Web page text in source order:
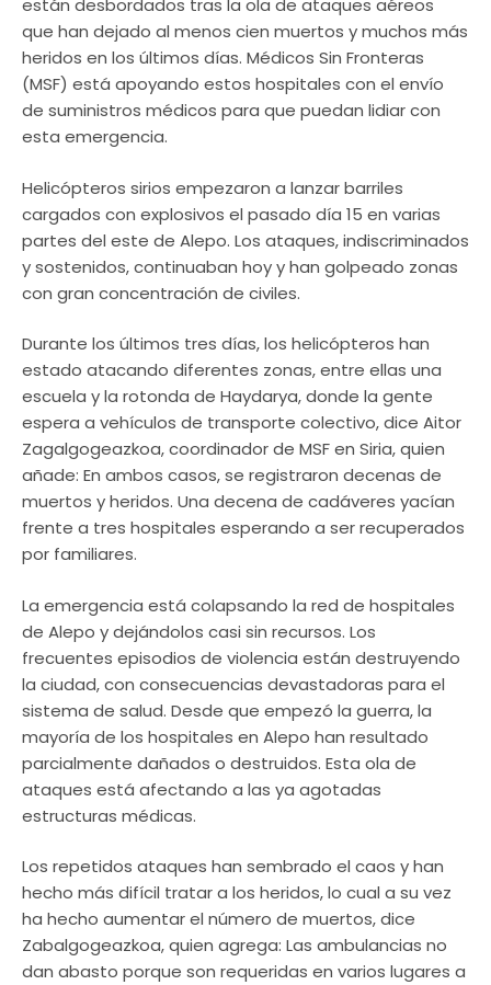
están desbordados tras la ola de ataques aéreos
que han dejado al menos cien muertos y muchos más
heridos en los últimos días. Médicos Sin Fronteras
(MSF) está apoyando estos hospitales con el envío
de suministros médicos para que puedan lidiar con
esta emergencia.
Helicópteros sirios empezaron a lanzar barriles
cargados con explosivos el pasado día 15 en varias
partes del este de Alepo. Los ataques, indiscriminados
y sostenidos, continuaban hoy y han golpeado zonas
con gran concentración de civiles.
Durante los últimos tres días, los helicópteros han
estado atacando diferentes zonas, entre ellas una
escuela y la rotonda de Haydarya, donde la gente
espera a vehículos de transporte colectivo, dice Aitor
Zagalgogeazkoa, coordinador de MSF en Siria, quien
añade: En ambos casos, se registraron decenas de
muertos y heridos. Una decena de cadáveres yacían
frente a tres hospitales esperando a ser recuperados
por familiares.
La emergencia está colapsando la red de hospitales
de Alepo y dejándolos casi sin recursos. Los
frecuentes episodios de violencia están destruyendo
la ciudad, con consecuencias devastadoras para el
sistema de salud. Desde que empezó la guerra, la
mayoría de los hospitales en Alepo han resultado
parcialmente dañados o destruidos. Esta ola de
ataques está afectando a las ya agotadas
estructuras médicas.
Los repetidos ataques han sembrado el caos y han
hecho más difícil tratar a los heridos, lo cual a su vez
ha hecho aumentar el número de muertos, dice
Zabalgogeazkoa, quien agrega: Las ambulancias no
dan abasto porque son requeridas en varios lugares a